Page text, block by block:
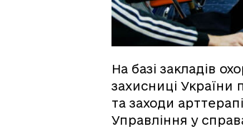
На базі закладів
захисниці України
та заходи
Управління у